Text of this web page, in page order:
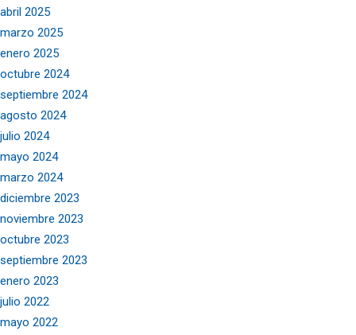
abril 2025
marzo 2025
enero 2025
octubre 2024
septiembre 2024
agosto 2024
julio 2024
mayo 2024
marzo 2024
diciembre 2023
noviembre 2023
octubre 2023
septiembre 2023
enero 2023
julio 2022
mayo 2022